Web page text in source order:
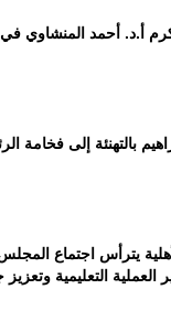
أ.د. أحمد المنشاوي
بالتهنئة إلى فخامة
يترأس اجتماع
العملية التعليمية وتعزيز